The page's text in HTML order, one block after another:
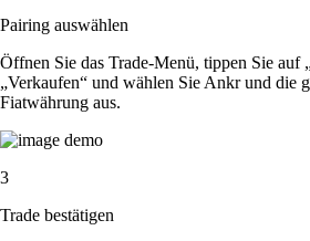
Pairing auswählen
Öffnen Sie das Trade-Menü, tippen Sie auf
„Verkaufen“ und wählen Sie Ankr und die
Fiatwährung aus.
3
Trade bestätigen